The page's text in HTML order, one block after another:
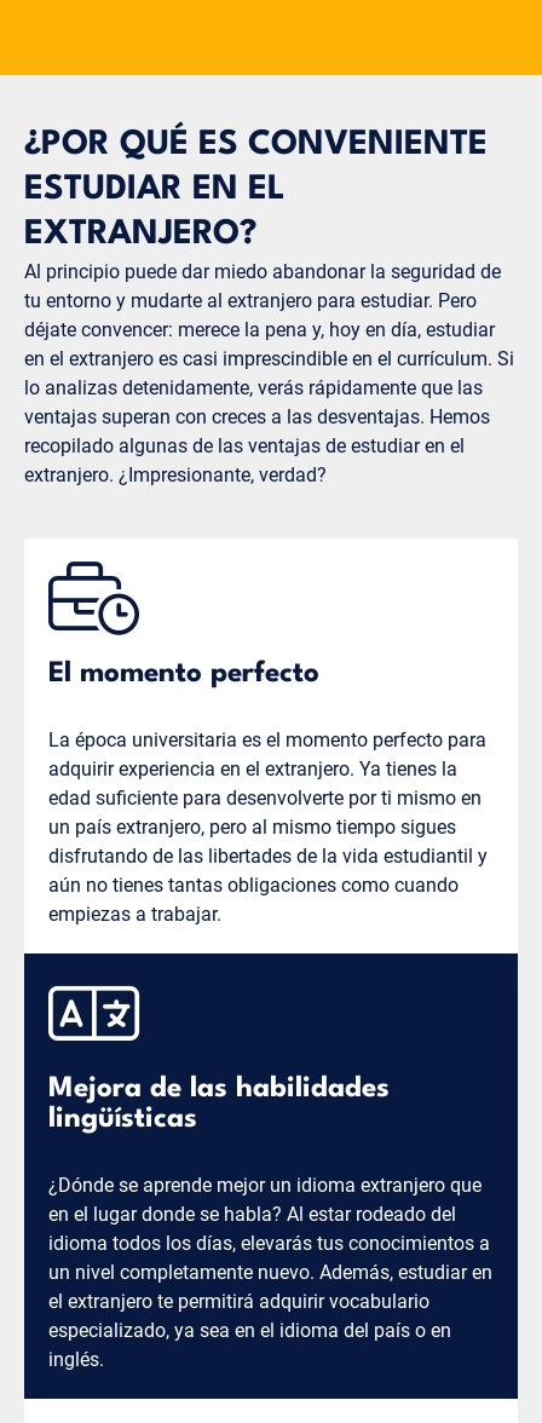
¿POR QUÉ ES CONVENIENTE
ESTUDIAR EN EL
EXTRANJERO?
Al principio puede dar miedo abandonar la seguridad de
tu entorno y mudarte al extranjero para estudiar. Pero
déjate convencer: merece la pena y, hoy en día, estudiar
en el extranjero es casi imprescindible en el currículum. Si
lo analizas detenidamente, verás rápidamente que las
ventajas superan con creces a las desventajas. Hemos
recopilado algunas de las ventajas de estudiar en el
extranjero. ¿Impresionante, verdad?
El momento perfecto
La época universitaria es el momento perfecto para
adquirir experiencia en el extranjero. Ya tienes la
edad suficiente para desenvolverte por ti mismo en
un país extranjero, pero al mismo tiempo sigues
disfrutando de las libertades de la vida estudiantil y
aún no tienes tantas obligaciones como cuando
empiezas a trabajar.
Mejora de las habilidades
lingüísticas
¿Dónde se aprende mejor un idioma extranjero que
en el lugar donde se habla? Al estar rodeado del
idioma todos los días, elevarás tus conocimientos a
un nivel completamente nuevo. Además, estudiar en
el extranjero te permitirá adquirir vocabulario
especializado, ya sea en el idioma del país o en
inglés.